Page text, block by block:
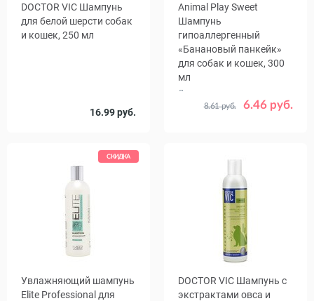
DOCTOR VIC Шампунь
для белой шерсти собак
и кошек, 250 мл
16.99 руб.
Animal Play Sweet
Шампунь
гипоаллергенный
«Банановый панкейк»
для собак и кошек, 300
мл
Деликатно ухаживает за
шерстью и кожей, склонной к
6.46 руб.
8.61 руб.
СКИДКА
Увлажняющий шампунь
Elite Professional для
DOCTOR VIC Шампунь с
экстрактами овса и